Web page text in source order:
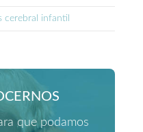
cerebral infantil
que podamos